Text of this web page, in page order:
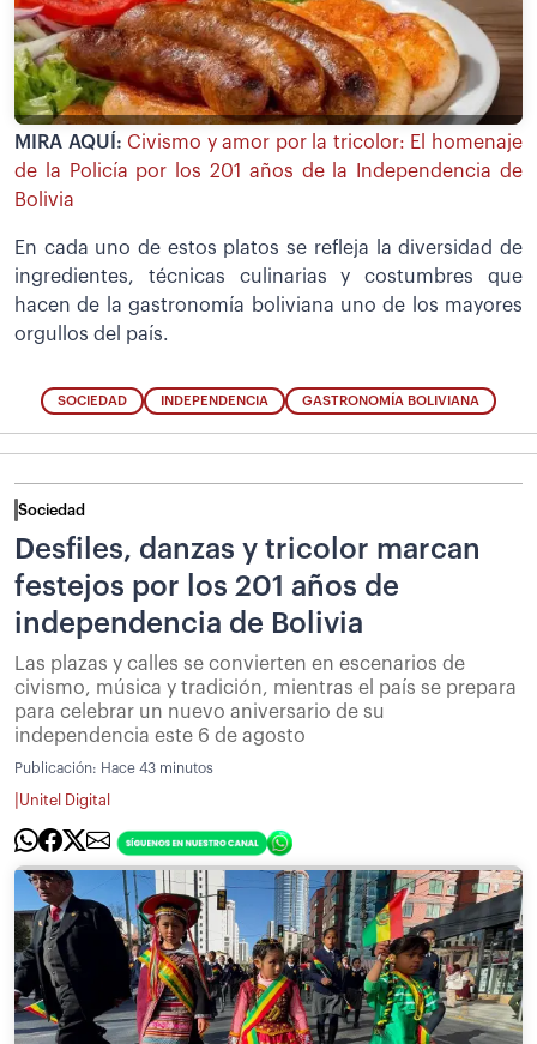
MIRA AQUÍ: Civismo y amor por la tricolor: El homenaje
de la Policía por los 201 años de la Independencia de
Bolivia
En cada uno de estos platos se refleja la diversidad de
ingredientes, técnicas culinarias y costumbres que
hacen de la gastronomía boliviana uno de los mayores
orgullos del país.
SOCIEDAD INDEPENDENCIA GASTRONOMÍA BOLIVIANA
Sociedad
Desfiles, danzas y tricolor marcan
festejos por los 201 años de
independencia de Bolivia
Las plazas y calles se convierten en escenarios de
civismo, música y tradición, mientras el país se prepara
para celebrar un nuevo aniversario de su
independencia este 6 de agosto
Publicación: Hace 43 minutos
Unitel Digital